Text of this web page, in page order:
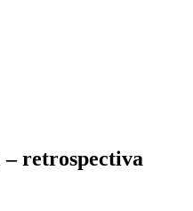
retrospectiva